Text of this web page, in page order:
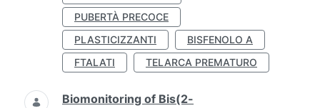
PUBERTÀ PRECOCE
PLASTICIZZANTI
BISFENOLO A
FTALATI
TELARCA PREMATURO
Biomonitoring of Bis(2-